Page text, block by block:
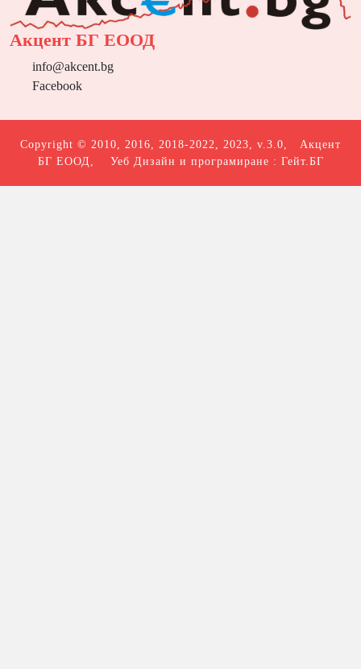
Акцент БГ ЕООД
info@akcent.bg
Facebook
Copyright © 2010, 2016, 2018-2022, 2023, v.3.0, Акцент
БГ ЕООД , Уеб Дизайн и програмиране : Гейт.БГ